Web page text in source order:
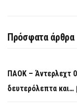
Πρόσφατα άρθρα
ΠΑΟΚ – Άντερλεχτ
δευτερόλεπτα και…